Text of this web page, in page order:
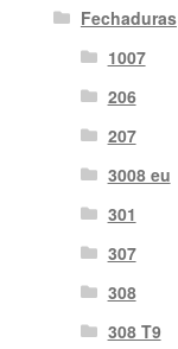
Fechaduras
1007
206
207
3008 eu
301
307
308
308 T9